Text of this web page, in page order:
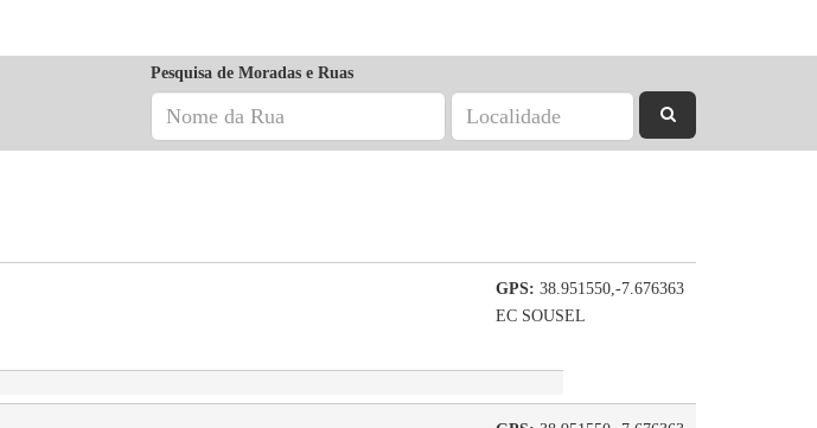
Pesquisa de Moradas e Ruas
GPS: 38.951550,-7.676363
EC SOUSEL